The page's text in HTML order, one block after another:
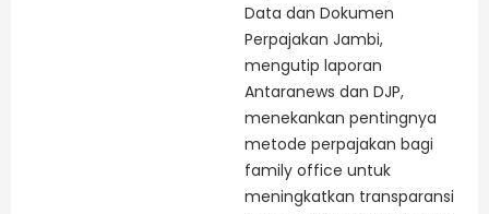
Data dan Dokumen
Perpajakan Jambi,
mengutip laporan
Antaranews dan DJP,
menekankan pentingnya
metode perpajakan bagi
family office untuk
meningkatkan transparansi